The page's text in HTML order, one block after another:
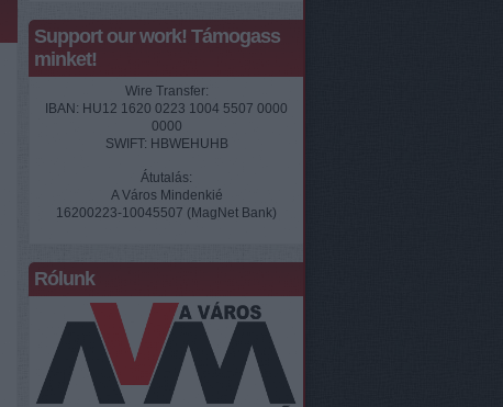
Support our work! Támogass
minket!
Wire Transfer:
IBAN: HU12 1620 0223 1004 5507 0000
0000
SWIFT: HBWEHUHB
Átutalás:
A Város Mindenkié
16200223-10045507 (MagNet Bank)
Rólunk